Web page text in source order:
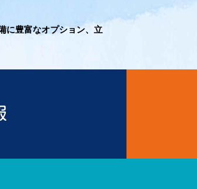
に豊富なオプション、立